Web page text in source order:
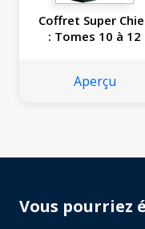
Coffret Super
: Tomes 10 à 12
Aperçu
Vous pourriez